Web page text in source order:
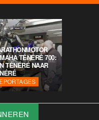
TÉNÉRÉ 700:
TÉNÉRÉ NAAR